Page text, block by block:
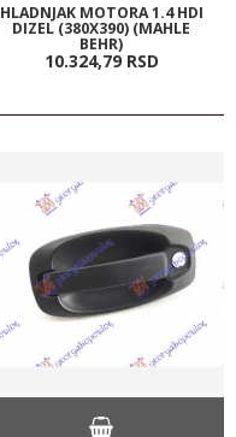
HLADNJAK MOTORA 1.4 HDI
DIZEL (380X390) (MAHLE
BEHR)
10.324,79 RSD